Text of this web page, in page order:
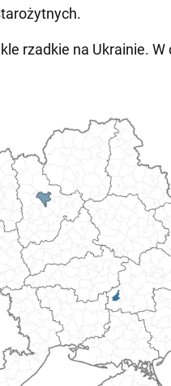
rzadkie na Ukrainie. W